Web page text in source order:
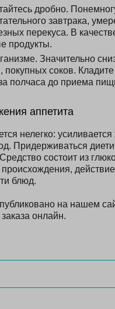
дробно.
завтрака,
перекуса. В
продукты.
Значительно
покупных соков.
полчаса до приема
аппетита
нелегко:
Придерживаться
состоит из
блюд.
на нашем
онлайн.